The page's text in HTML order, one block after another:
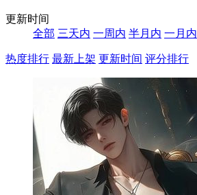
更新时间
全部 三天内 一周内 半月内 一月内
热度排行 最新上架 更新时间 评分排行